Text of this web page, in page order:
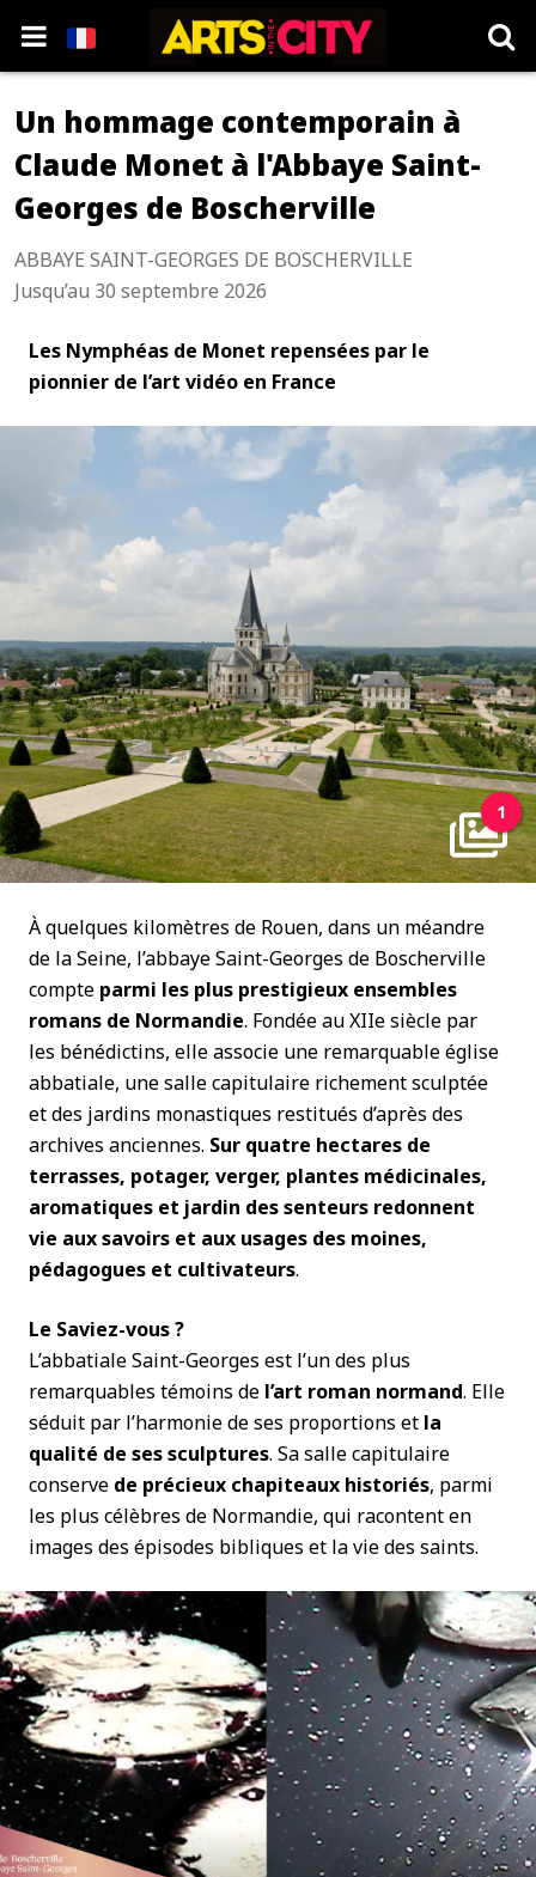
Un hommage contemporain à
Claude Monet à l'Abbaye Saint-
Georges de Boscherville
ABBAYE SAINT-GEORGES DE BOSCHERVILLE
Jusqu’au 30 septembre 2026
Les Nymphéas de Monet repensées par le
pionnier de l’art vidéo en France
1
À quelques kilomètres de Rouen, dans un méandre
de la Seine, l’abbaye Saint-Georges de Boscherville
compte parmi les plus prestigieux ensembles
romans de Normandie. Fondée au XIIe siècle par
les bénédictins, elle associe une remarquable église
abbatiale, une salle capitulaire richement sculptée
et des jardins monastiques restitués d’après des
archives anciennes. Sur quatre hectares de
terrasses, potager, verger, plantes médicinales,
aromatiques et jardin des senteurs redonnent
vie aux savoirs et aux usages des moines,
pédagogues et cultivateurs.
Le Saviez-vous ?
L’abbatiale Saint-Georges est l’un des plus
remarquables témoins de l’art roman normand. Elle
séduit par l’harmonie de ses proportions et la
qualité de ses sculptures. Sa salle capitulaire
conserve de précieux chapiteaux historiés, parmi
les plus célèbres de Normandie, qui racontent en
images des épisodes bibliques et la vie des saints.